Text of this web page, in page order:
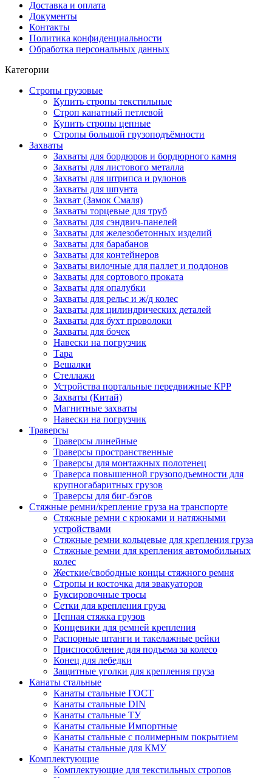
Доставка и оплата
Документы
Контакты
Политика конфиденциальности
Обработка персональных данных
Категории
Стропы грузовые
Купить стропы текстильные
Строп канатный петлевой
Купить стропы цепные
Стропы большой грузоподъёмности
Захваты
Захваты для бордюров и бордюрного камня
Захваты для листового металла
Захваты для штрипса и рулонов
Захваты для шпунта
Захват (Замок Смаля)
Захваты торцевые для труб
Захваты для сэндвич-панелей
Захваты для железобетонных изделий
Захваты для барабанов
Захваты для контейнеров
Захваты вилочные для паллет и поддонов
Захваты для сортового проката
Захваты для опалубки
Захваты для рельс и ж/д колес
Захваты для цилиндрических деталей
Захваты для бухт проволоки
Захваты для бочек
Навески на погрузчик
Тара
Вешалки
Стеллажи
Устройства портальные передвижные КРР
Захваты (Китай)
Магнитные захваты
Навески на погрузчик
Траверсы
Траверсы линейные
Траверсы пространственные
Траверсы для монтажных полотенец
Траверса повышенной грузоподъемности для
крупногабаритных грузов
Траверсы для биг-бэгов
Стяжные ремни/крепление груза на транспорте
Стяжные ремни с крюками и натяжными
устройствами
Стяжные ремни кольцевые для крепления груза
Стяжные ремни для крепления автомобильных
колес
Жесткие/свободные концы стяжного ремня
Стропы и косточка для эвакуаторов
Буксировочные тросы
Сетки для крепления груза
Цепная стяжка грузов
Концевики для ремней крепления
Распорные штанги и такелажные рейки
Приспособление для подъема за колесо
Конец для лебедки
Защитные уголки для крепления груза
Канаты стальные
Канаты стальные ГОСТ
Канаты стальные DIN
Канаты стальные ТУ
Канаты стальные Импортные
Канаты стальные с полимерным покрытием
Канаты стальные для КМУ
Комплектующие
Комплектующие для текстильных стропов